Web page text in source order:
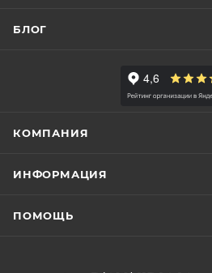
БЛОГ
КОМПАНИЯ
ИНФОРМАЦИЯ
ПОМОЩЬ